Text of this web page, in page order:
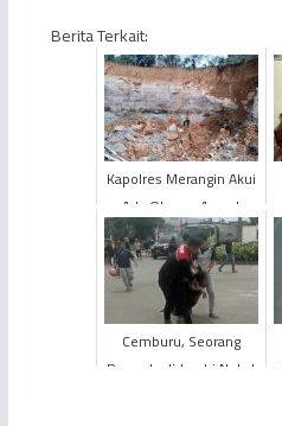
Berita Terkait:
Kapolres Merangin Akui
Ada Oknum Aparat
Hukum Terlibat Peti
Cemburu, Seorang
Pemuda di Jambi Nekat